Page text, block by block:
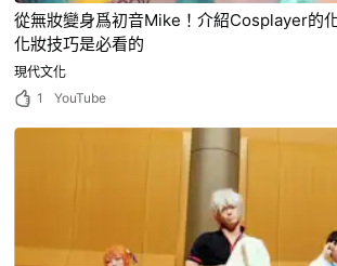
從無妝變身爲初音Mike！介紹Cosplayer的
化妝技巧是必看的
現代文化
1
YouTube